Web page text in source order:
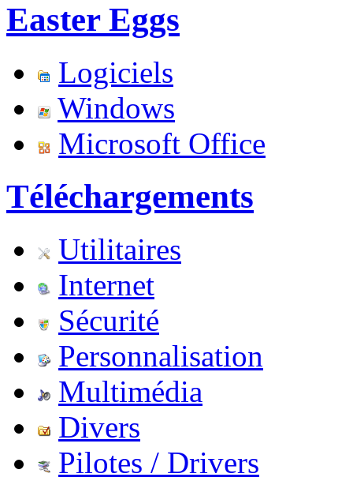
Easter Eggs
Logiciels
Windows
Microsoft Office
Téléchargements
Utilitaires
Internet
Sécurité
Personnalisation
Multimédia
Divers
Pilotes / Drivers